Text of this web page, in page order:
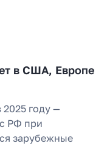
в США, Европе
2025 году —
с РФ при
зарубежные